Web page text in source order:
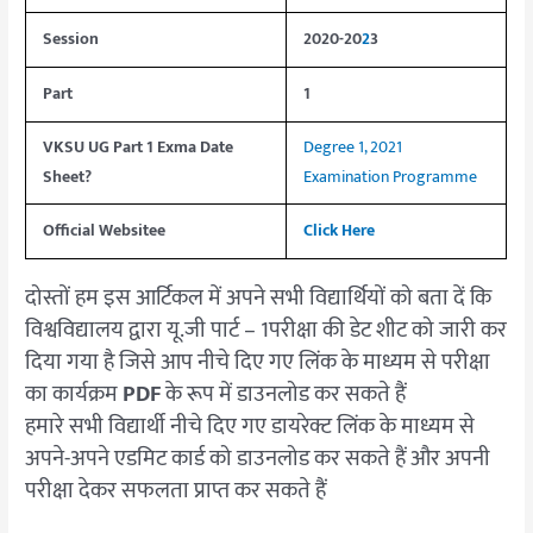
Session 2020-2023
Part 1
VKSU UG Part 1 Exma Date
Sheet?
Degree 1, 2021
Examination Programme
Official Websitee Click Here
दोस्तों हम इस आर्टिकल में अपने सभी विद्यार्थियों को बता दें कि
विश्वविद्यालय द्वारा यू.जी पार्ट – 1परीक्षा की डेट शीट को जारी कर
दिया गया है जिसे आप नीचे दिए गए लिंक के माध्यम से परीक्षा
का कार्यक्रमPDFके रूप में डाउनलोड कर सकते हैं
हमारे सभी विद्यार्थी नीचे दिए गए डायरेक्ट लिंक के माध्यम से
अपने-अपने एडमिट कार्ड को डाउनलोड कर सकते हैं और अपनी
परीक्षा देकर सफलता प्राप्त कर सकते हैं